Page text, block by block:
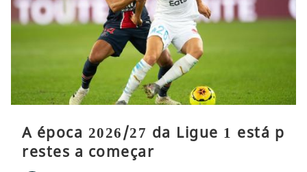
A época 2026/27 da Ligue 1 está p
restes a começar